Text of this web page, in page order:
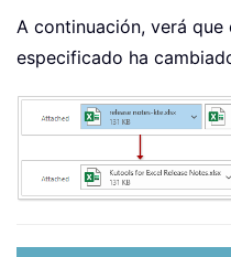
A continuación, verá
especificado ha